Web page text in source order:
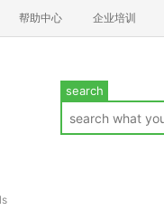
帮助中心 企业培训
search